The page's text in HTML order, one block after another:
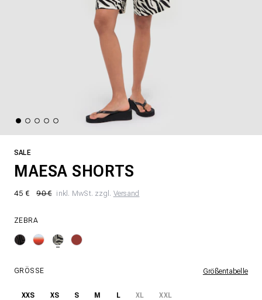
SALE
MAESA SHORTS
45 € 90 € inkl. MwSt. zzgl. Versand
ZEBRA
GRÖSSE Größentabelle
XXS XS S M L XL XXL